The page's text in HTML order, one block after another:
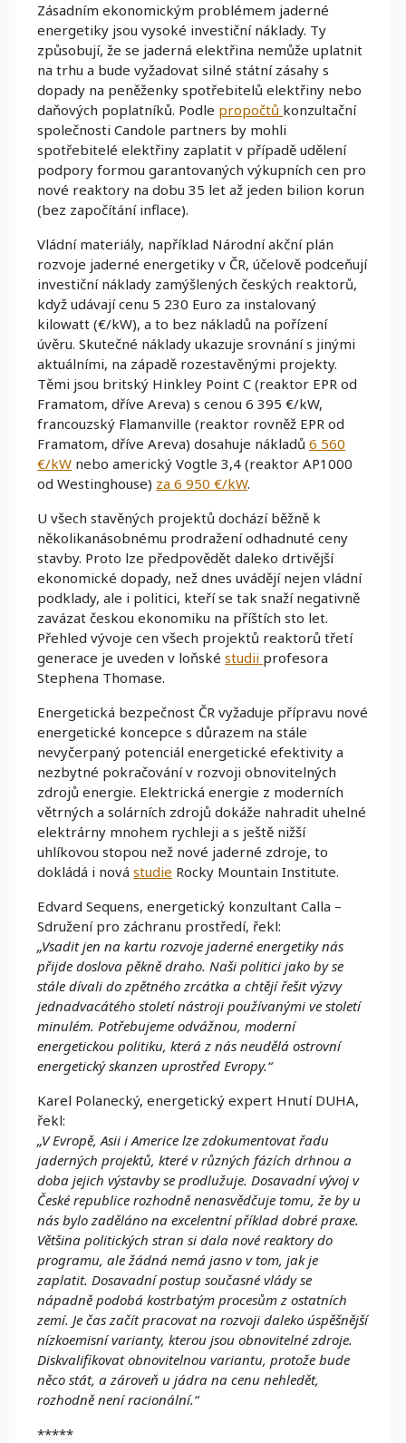
Zásadním ekonomickým problémem jaderné
energetiky jsou vysoké investiční náklady. Ty
způsobují, že se jaderná elektřina nemůže uplatnit
na trhu a bude vyžadovat silné státní zásahy s
dopady na peněženky spotřebitelů elektřiny nebo
daňových poplatníků. Podle propočtů konzultační
společnosti Candole partners by mohli
spotřebitelé elektřiny zaplatit v případě udělení
podpory formou garantovaných výkupních cen pro
nové reaktory na dobu 35 let až jeden bilion korun
(bez započítání inflace).
Vládní materiály, například Národní akční plán
rozvoje jaderné energetiky v ČR, účelově podceňují
investiční náklady zamýšlených českých reaktorů,
když udávají cenu 5 230 Euro za instalovaný
kilowatt (€/kW), a to bez nákladů na pořízení
úvěru. Skutečné náklady ukazuje srovnání s jinými
aktuálními, na západě rozestavěnými projekty.
Těmi jsou britský Hinkley Point C (reaktor EPR od
Framatom, dříve Areva) s cenou 6 395 €/kW,
francouzský Flamanville (reaktor rovněž EPR od
Framatom, dříve Areva) dosahuje nákladů6 560
€/kW nebo americký Vogtle 3,4 (reaktor AP1000
od Westinghouse) za 6 950 €/kW.
U všech stavěných projektů dochází běžně k
několikanásobnému prodražení odhadnuté ceny
stavby. Proto lze předpovědět daleko drtivější
ekonomické dopady, než dnes uvádějí nejen vládní
podklady, ale i politici, kteří se tak snaží negativně
zavázat českou ekonomiku na příštích sto let.
Přehled vývoje cen všech projektů reaktorů třetí
generace je uveden v loňskéstudii profesora
Stephena Thomase.
Energetická bezpečnost ČR vyžaduje přípravu nové
energetické koncepce s důrazem na stále
nevyčerpaný potenciál energetické efektivity a
nezbytné pokračování v rozvoji obnovitelných
zdrojů energie. Elektrická energie z moderních
větrných a solárních zdrojů dokáže nahradit uhelné
elektrárny mnohem rychleji a s ještě nižší
uhlíkovou stopou než nové jaderné zdroje, to
dokládá i novástudie Rocky Mountain Institute.
Edvard Sequens, energetický konzultant Calla –
Sdružení pro záchranu prostředí, řekl:
„Vsadit jen na kartu rozvoje jaderné energetiky nás
přijde doslova pěkně draho. Naši politici jako by se
stále dívali do zpětného zrcátka a chtějí řešit výzvy
jednadvacátého století nástroji používanými ve století
minulém. Potřebujeme odvážnou, moderní
energetickou politiku, která z nás neudělá ostrovní
energetický skanzen uprostřed Evropy.“
Karel Polanecký, energetický expert Hnutí DUHA,
řekl:
„V Evropě, Asii i Americe lze zdokumentovat řadu
jaderných projektů, které v různých fázích drhnou a
doba jejich výstavby se prodlužuje. Dosavadní vývoj v
České republice rozhodně nenasvědčuje tomu, že by u
nás bylo zaděláno na excelentní příklad dobré praxe.
Většina politických stran si dala nové reaktory do
programu, ale žádná nemá jasno v tom, jak je
zaplatit. Dosavadní postup současné vlády se
nápadně podobá kostrbatým procesům z ostatních
zemí. Je čas začít pracovat na rozvoji daleko úspěšnější
nízkoemisní varianty, kterou jsou obnovitelné zdroje.
Diskvalifikovat obnovitelnou variantu, protože bude
něco stát, a zároveň u jádra na cenu nehledět,
rozhodně není racionální.“
*****